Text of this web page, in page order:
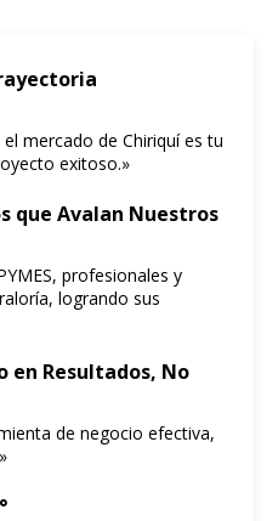
mercado de Chiriquí es tu
exitoso.»
que Avalan Nuestros
profesionales y
logrando sus
en Resultados, No
de negocio efectiva,